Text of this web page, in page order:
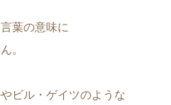
葉の意味に
。
ビル・ゲイツのような